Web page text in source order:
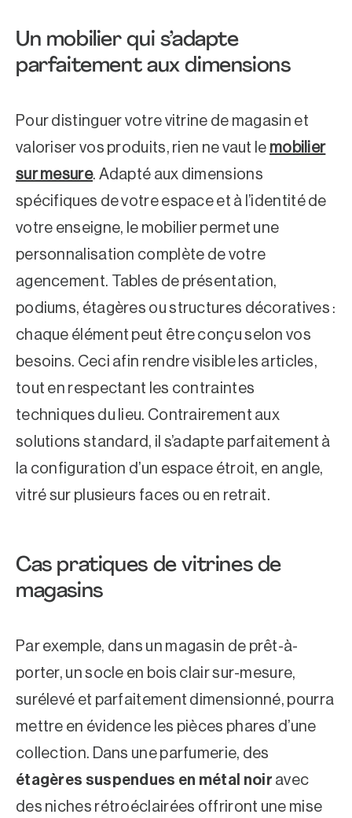
Un mobilier qui s’adapte
parfaitement aux dimensions
Pour distinguer votre vitrine de magasin et
valoriser vos produits, rien ne vaut le mobilier
sur mesure. Adapté aux dimensions
spécifiques de votre espace et à l’identité de
votre enseigne, le mobilier permet une
personnalisation complète de votre
agencement. Tables de présentation,
podiums, étagères ou structures décoratives :
chaque élément peut être conçu selon vos
besoins. Ceci afin rendre visible les articles,
tout en respectant les contraintes
techniques du lieu. Contrairement aux
solutions standard, il s’adapte parfaitement à
la configuration d’un espace étroit, en angle,
vitré sur plusieurs faces ou en retrait.
Cas pratiques de vitrines de
magasins
Par exemple, dans un magasin de prêt-à-
porter, un socle en bois clair sur-mesure,
surélevé et parfaitement dimensionné, pourra
mettre en évidence les pièces phares d’une
collection. Dans une parfumerie, des
étagères suspendues en métal noir avec
des niches rétroéclairées offriront une mise